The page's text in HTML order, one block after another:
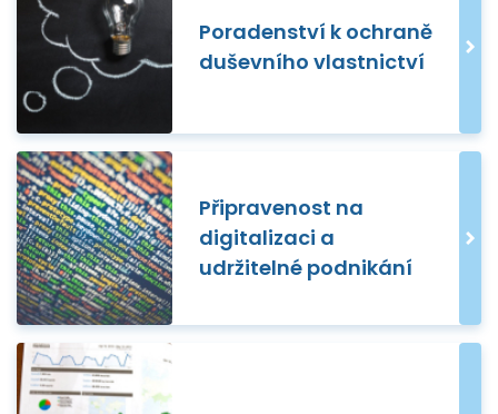
Poradenství k ochraně
duševního vlastnictví
Připravenost na
digitalizaci a
udržitelné podnikání